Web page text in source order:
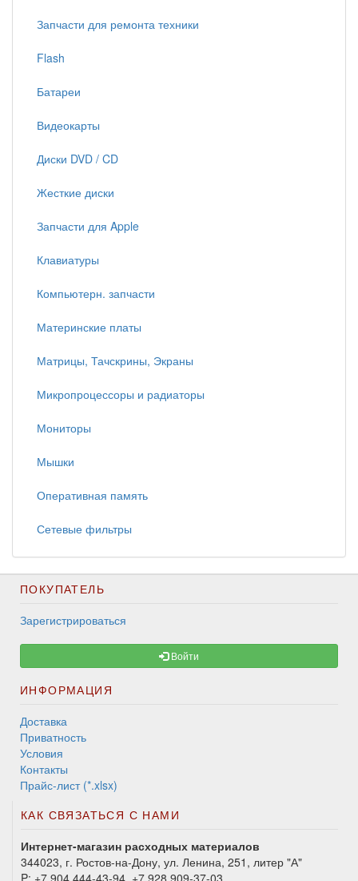
Запчасти для ремонта техники
Flash
Батареи
Видеокарты
Диски DVD / CD
Жесткие диски
Запчасти для Apple
Клавиатуры
Компьютерн. запчасти
Материнские платы
Матрицы, Тачскрины, Экраны
Микропроцессоры и радиаторы
Мониторы
Мышки
Оперативная память
Сетевые фильтры
ПОКУПАТЕЛЬ
Зарегистрироваться
Войти
ИНФОРМАЦИЯ
Доставка
Приватность
Условия
Контакты
Прайс-лист (*.xlsx)
КАК СВЯЗАТЬСЯ С НАМИ
Интернет-магазин расходных материалов
344023, г. Ростов-на-Дону, ул. Ленина, 251, литер "А"
P: +7 904 444-43-94, +7 928 909-37-03